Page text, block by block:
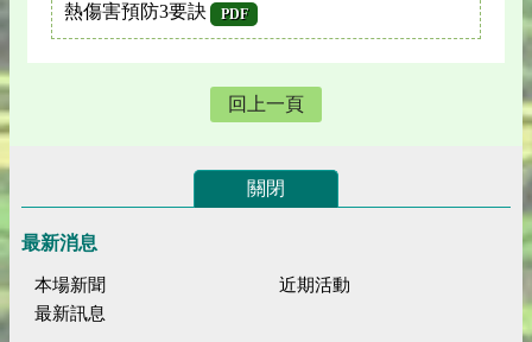
熱傷害預防3要訣 PDF
回上一頁
關閉
最新消息
本場新聞
近期活動
最新訊息